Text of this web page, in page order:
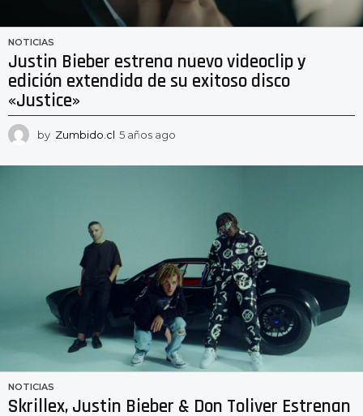
NOTICIAS
Justin Bieber estrena nuevo videoclip y
edición extendida de su exitoso disco
«Justice»
by Zumbido.cl 5 años ago
ñ
NOTICIAS
Skrillex, Justin Bieber & Don Toliver Estrenan